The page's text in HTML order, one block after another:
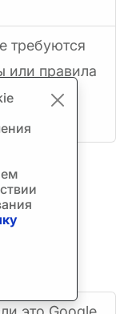
требуются
или правила
можете
на